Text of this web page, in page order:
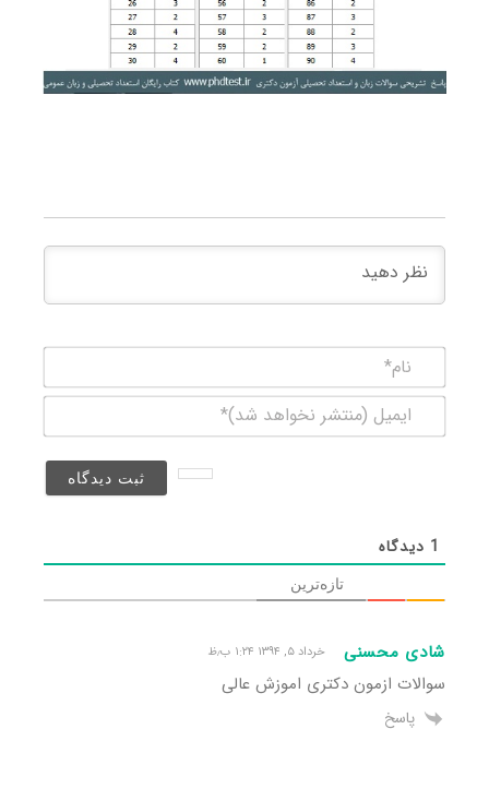
(منتشر
1 دیدگاه
تازه‌ترین
شادی محسنی خرداد ۵, ۱۳۹۴ ۱:۲۴ ب٫ظ
سوالات ازمون دکتری اموزش عالی
پاسخ